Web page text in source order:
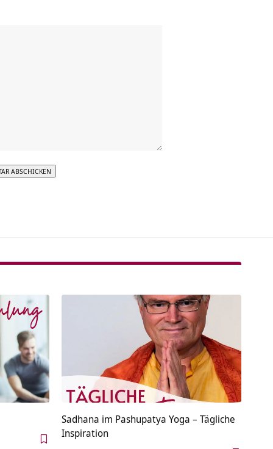
Sadhana im Pashupatya Yoga – Tägliche
Inspiration